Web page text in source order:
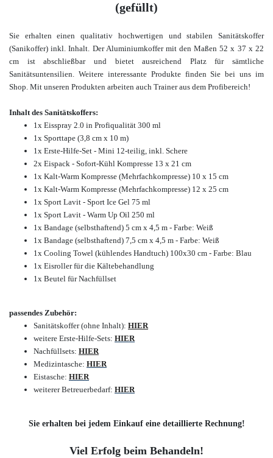
(gefüllt)
Sie erhalten einen qualitativ hochwertigen und stabilen Sanitätskoffer
(Sanikoffer) inkl. Inhalt. Der Aluminiumkoffer mit den Maßen 52 x 37 x 22
cm ist abschließbar und bietet ausreichend Platz für sämtliche
Sanitätsuntensilien. Weitere interessante Produkte finden Sie bei uns im
Shop. Mit unseren Produkten arbeiten auch Trainer aus dem Profibereich!
Inhalt des Sanitätskoffers:
1x Eisspray 2.0 in Profiqualität 300 ml
1x Sporttape (3,8 cm x 10 m)
1x Erste-Hilfe-Set - Mini 12-teilig, inkl. Schere
2x Eispack - Sofort-Kühl Kompresse 13 x 21 cm
1x Kalt-Warm Kompresse (Mehrfachkompresse) 10 x 15 cm
1x Kalt-Warm Kompresse (Mehrfachkompresse) 12 x 25 cm
1x Sport Lavit - Sport Ice Gel 75 ml
1x Sport Lavit - Warm Up Oil 250 ml
1x Bandage (selbsthaftend) 5 cm x 4,5 m - Farbe: Weiß
1x Bandage (selbsthaftend) 7,5 cm x 4,5 m - Farbe: Weiß
1x Cooling Towel (kühlendes Handtuch) 100x30 cm - Farbe: Blau
1x Eisroller für die Kältebehandlung
1x Beutel für Nachfüllset
passendes Zubehör:
Sanitätskoffer (ohne Inhalt): HIER
weitere Erste-Hilfe-Sets: HIER
Nachfüllsets: HIER
Medizintasche: HIER
Eistasche: HIER
weiterer Betreuerbedarf: HIER
Sie erhalten bei jedem Einkauf eine detaillierte Rechnung!
Viel Erfolg beim Behandeln!